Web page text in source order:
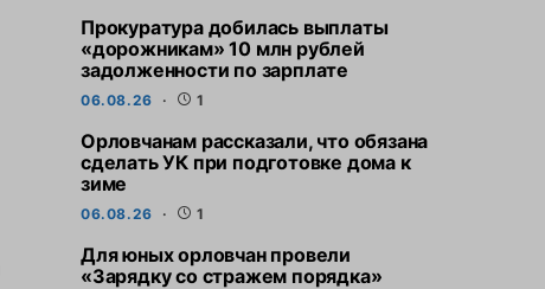
Прокуратура добилась выплаты
«дорожникам» 10 млн рублей
задолженности по зарплате
06.08.26 1
Орловчанам рассказали, что обязана
сделать УК при подготовке дома к
зиме
06.08.26 1
Для юных орловчан провели
«Зарядку со стражем порядка»